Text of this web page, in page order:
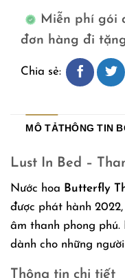
Miễn phí gói
đơn hàng đi
Chia sẻ:
MÔ TẢTHÔNG TIN
Lust In Bed –
Nước hoa Butterfly
được phát hành
âm thanh phong
dành cho những
Thông tin chi tiết